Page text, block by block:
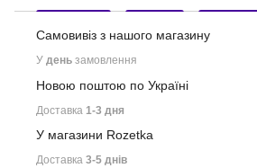
Самовивіз з нашого магазину
У день замовлення
Новою поштою по Україні
Доставка 1-3 дня
У магазини Rozetka
Доставка 3-5 днів